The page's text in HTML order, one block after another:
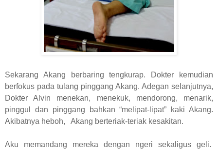
Sekarang Akang berbaring tengkurap. Dokter kemudian
berfokus pada tulang pinggang Akang. Adegan selanjutnya,
Dokter Alvin menekan, menekuk, mendorong, menarik,
pinggul dan pinggang bahkan “melipat-lipat” kaki Akang.
Akibatnya heboh, Akang berteriak-teriak kesakitan.
Aku memandang mereka dengan ngeri sekaligus geli.